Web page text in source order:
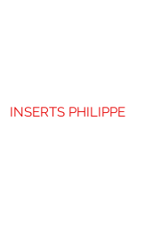
INSERTS PHILIPPE